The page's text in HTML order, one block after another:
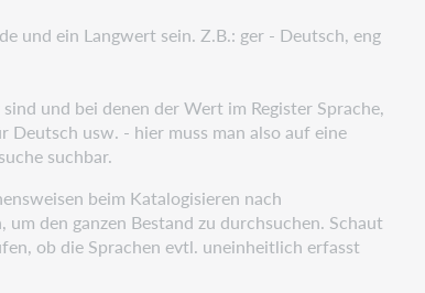
und ein Langwert sein. Z.B.: ger - Deutsch, eng
und bei denen der Wert im Register Sprache,
usw. - hier muss man also auf eine
suchbar.
beim Katalogisieren nach
um den ganzen Bestand zu durchsuchen. Schaut
ob die Sprachen evtl. uneinheitlich erfasst